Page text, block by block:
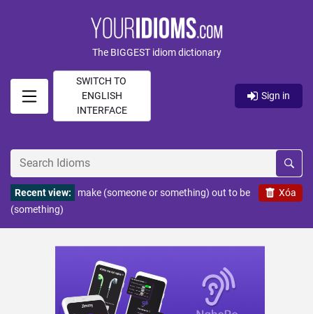
The BIGGEST idiom dictionary
SWITCH TO
ENGLISH
INTERFACE
Sign in
Xóa
Recent view:
make (someone or something) out to be
(something)